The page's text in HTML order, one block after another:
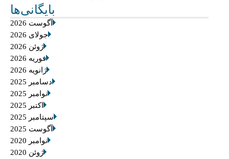
بایگانی‌ها
آگوست 2026
جولای 2026
ژوئن 2026
فوریه 2026
ژانویه 2026
دسامبر 2025
نوامبر 2025
اکتبر 2025
سپتامبر 2025
آگوست 2025
نوامبر 2020
ژوئن 2020